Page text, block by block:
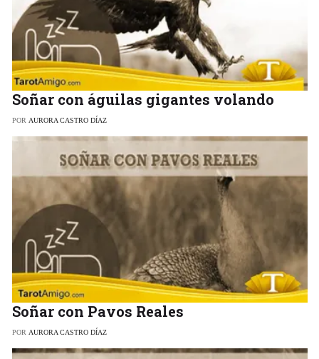
Soñar con águilas gigantes volando
POR AURORA CASTRO DÍAZ
Soñar con Pavos Reales
POR AURORA CASTRO DÍAZ